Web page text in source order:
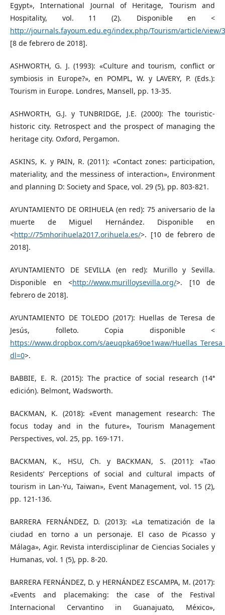
Egypt», International Journal of Heritage, Tourism and
Hospitality, vol. 11 (2). Disponible en <
http://journals.fayoum.edu.eg/index.php/Tourism/article/view/
[8 de febrero de 2018].
ASHWORTH, G. J. (1993): «Culture and tourism, conflict or
symbiosis in Europe?», en POMPL, W. y LAVERY, P. (Eds.):
Tourism in Europe. Londres, Mansell, pp. 13-35.
ASHWORTH, G.J. y TUNBRIDGE, J.E. (2000): The touristic-
historic city. Retrospect and the prospect of managing the
heritage city. Oxford, Pergamon.
ASKINS, K. y PAIN, R. (2011): «Contact zones: participation,
materiality, and the messiness of interaction», Environment
and planning D: Society and Space, vol. 29 (5), pp. 803-821.
AYUNTAMIENTO DE ORIHUELA (en red): 75 aniversario de la
muerte de Miguel Hernández. Disponible en
<http://75mhorihuela2017.orihuela.es/>. [10 de febrero de
2018].
AYUNTAMIENTO DE SEVILLA (en red): Murillo y Sevilla.
Disponible en <http://www.murilloysevilla.org/>. [10 de
febrero de 2018].
AYUNTAMIENTO DE TOLEDO (2017): Huellas de Teresa de
Jesús, folleto. Copia disponible <
https://www.dropbox.com/s/aeuqpka69oe1waw/
dl=0>.
BABBIE, E. R. (2015): The practice of social research (14ª
edición). Belmont, Wadsworth.
BACKMAN, K. (2018): «Event management research: The
focus today and in the future», Tourism Management
Perspectives, vol. 25, pp. 169-171.
BACKMAN, K., HSU, Ch. y BACKMAN, S. (2011): «Tao
Residents’ Perceptions of social and cultural impacts of
tourism in Lan-Yu, Taiwan», Event Management, vol. 15 (2),
pp. 121-136.
BARRERA FERNÁNDEZ, D. (2013): «La tematización de la
ciudad en torno a un personaje. El caso de Picasso y
Málaga», Agir. Revista interdisciplinar de Ciencias Sociales y
Humanas, vol. 1 (5), pp. 8-20.
BARRERA FERNÁNDEZ, D. y HERNÁNDEZ ESCAMPA, M. (2017):
«Events and placemaking: the case of the Festival
Internacional Cervantino in Guanajuato, México»,